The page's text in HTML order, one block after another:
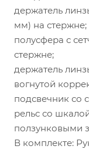
держатель
мм) на стержне;
полусфера с
стержне;
держатель
вогнутой
подсвечник со
рельс со
ползунковыми
В комплекте: